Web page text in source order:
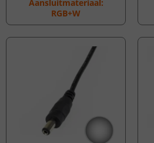
Aansluitmateriaal:
RGB+W